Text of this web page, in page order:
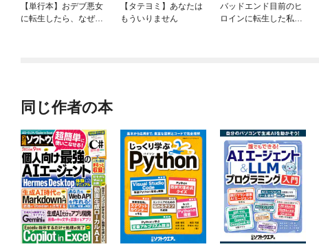
【単行本】おデブ悪女
に転生したら、なぜか
【タテヨミ】あなたは
もういりません
バッドエンド目前のヒ
ロインに転生した私、
同じ作者の本